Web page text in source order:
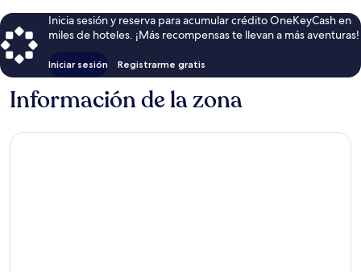
Inicia sesión y reserva para acumular crédito OneKeyCash en
miles de hoteles. ¡Más recompensas te llevan a más aventuras!
Iniciar sesión Registrarme gratis
Información de la zona